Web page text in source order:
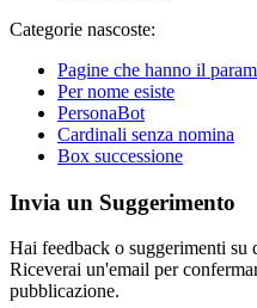
Categorie nascoste:
Pagine che hanno il
Per nome esiste
PersonaBot
Cardinali senza nomina
Box successione
Invia un Suggerimento
Hai feedback o suggerimenti su
Riceverai un'email per
pubblicazione.